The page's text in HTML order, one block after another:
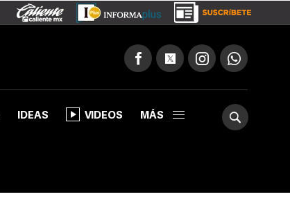
IDEAS VIDEOS MÁS